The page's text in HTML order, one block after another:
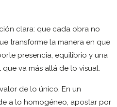
clara: que cada obra no
transforme la manera en que
presencia, equilibrio y una
va más allá de lo visual.
de lo único. En un
a lo homogéneo, apostar por